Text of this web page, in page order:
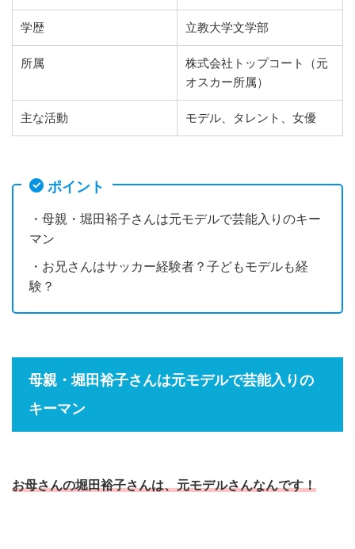
学歴 立教大学文学部
所属
株式会社トップコート（元
オスカー所属）
主な活動 モデル、タレント、女優
ポイント
・母親・堀田裕子さんは元モデルで芸能入りのキー
マン
・お兄さんはサッカー経験者？子どもモデルも経
験？
母親・堀田裕子さんは元モデルで芸能入りの
キーマン
お母さんの堀田裕子さんは、元モデルさんなんです！